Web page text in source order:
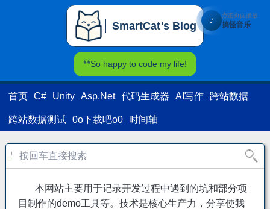
SmartCat's Blog
SmartCat's Blog
So happy to code my life!
首页 C# Unity Asp.Net 代码生成器 AI写作 跨站数据
跨站数据测试 0o下载吧o0 时间轴
本网站主要用于记录开发过程中遇到的坑和部分项
目制作的demo工具等。技术是核心生产力，分享使我
♪ 点击页面播放
搞怪音乐